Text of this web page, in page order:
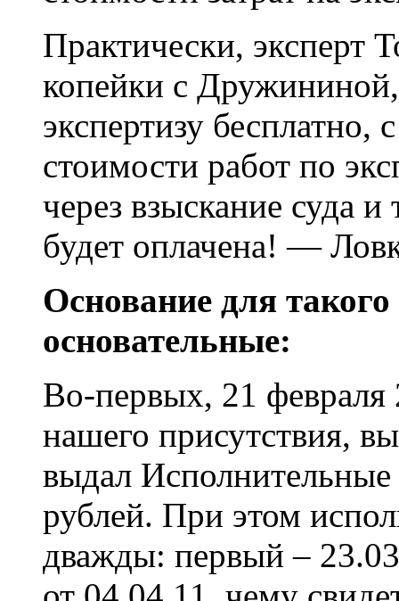
Практически, эксперт
копейки с
экспертизу бесплатно,
стоимости работ по
через взыскание суда
будет оплачена! —
Основание для
основательные:
Во-первых, 21 февраля
нашего присутствия,
выдал
рублей. При этом
дважды: первый –